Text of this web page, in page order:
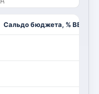
Сальдо бюджета, % ВВП, %